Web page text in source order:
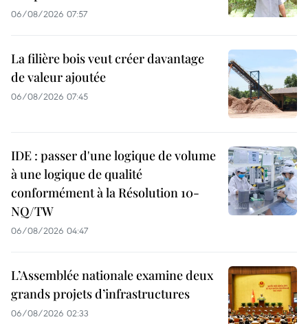
06/08/2026 07:57
La filière bois veut créer davantage
de valeur ajoutée
06/08/2026 07:45
IDE : passer d'une logique de volume
à une logique de qualité
conformément à la Résolution 10-
NQ/TW
06/08/2026 04:47
L’Assemblée nationale examine deux
grands projets d’infrastructures
06/08/2026 02:33